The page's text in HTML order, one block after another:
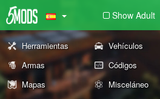
Show Adult
Herramientas Vehículos
Armas
Códigos
Mapas
Misceláneo